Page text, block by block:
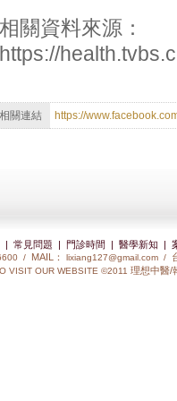
相關資料來源：
https://
相關連結 https://
| 常見問題 | 門診時間 | 醫學新知 |
/ MAIL： lixiang127@gmail.com /
VISIT OUR WEBSITE ©2011 理想中醫/